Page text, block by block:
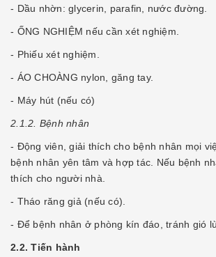
- Dầu nhờn: glycerin, parafin, nước đường.
- ỐNG NGHIỆM nếu cần xét nghiệm.
- Phiếu xét nghiệm.
- ÁO CHOÀNG nylon, găng tay.
- Máy hút (nếu có)
2.1.2. Bệnh nhân
- Ðộng viên, giải thích cho bệnh nhân mọi
bệnh nhân yên tâm và hợp tác. Nếu bệnh
thích cho người nhà.
- Tháo răng giả (nếu có).
- Ðể bệnh nhân ở phòng kín đáo, tránh gió
2.2. Tiến hành